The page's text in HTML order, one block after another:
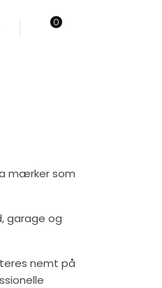
0
mærker som
garage og
nemt på